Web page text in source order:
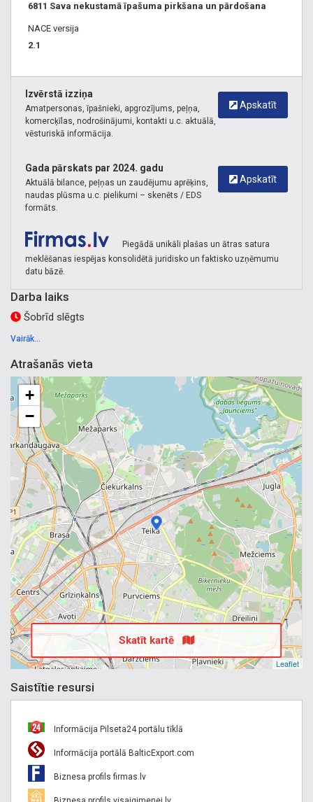
6811 Sava nekustamā īpašuma pirkšana un pārdošana
NACE versija
2.1
Apskatīt
Izvērstā izziņa
Amatpersonas, īpašnieki, apgrozījums, peļņa,
komercķīlas, nodrošinājumi, kontakti u.c. aktuālā,
vēsturiskā informācija.
Apskatīt
Gada pārskats par 2024. gadu
Aktuālā bilance, peļņas un zaudējumu aprēķins,
naudas plūsma u.c. pielikumi – skenēts / EDS
formāts.
Piegādā unikāli plašas un ātras satura
meklēšanas iespējas konsolidētā juridisko un faktisko uzņēmumu
datu bāzē.
Darba laiks
Šobrīd slēgts
Vairāk...
Atrašanās vieta
+
−
Leaflet
Skatīt kartē
Saistītie resursi
Informācija Pilseta24 portālu tīklā
Informācija portālā BalticExport.com
Biznesa profils firmas.lv